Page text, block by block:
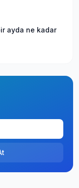
ayda ne kadar